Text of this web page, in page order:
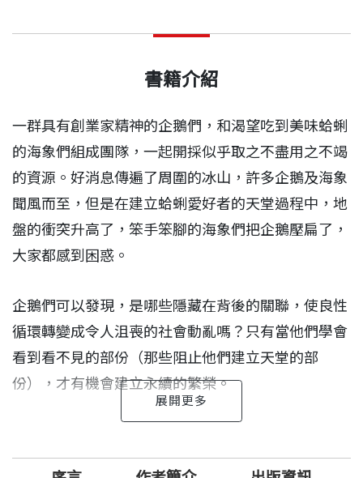
書籍介紹
一群具有創業家精神的企鵝們，和渴望吃到美味蛤蜊
的海象們組成團隊，一起開採似乎取之不盡用之不竭
的資源。好消息傳遍了周圍的冰山，許多企鵝及海象
聞風而至，但是在建立蛤蜊愛好者的天堂過程中，地
盤的衝突升高了，笨手笨腳的海象們把企鵝壓扁了，
大家都感到困惑。
企鵝們可以發現，是哪些隱藏在背後的關聯，使良性
循環轉變成令人沮喪的社會動亂嗎？只有當他們學會
看到看不見的部份（那些阻止他們建立天堂的部
份），才有機會建立永續的繁榮。
組織如何被系統困住。這個故事及討論指南可以協助